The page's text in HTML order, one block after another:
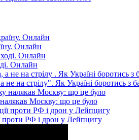
Онлайн
Онлайн
на стрілу". Як Україні боротись з
Москву: що це було
проти РФ і дрон у Лейпцигу